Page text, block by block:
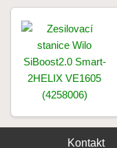
Kontakt